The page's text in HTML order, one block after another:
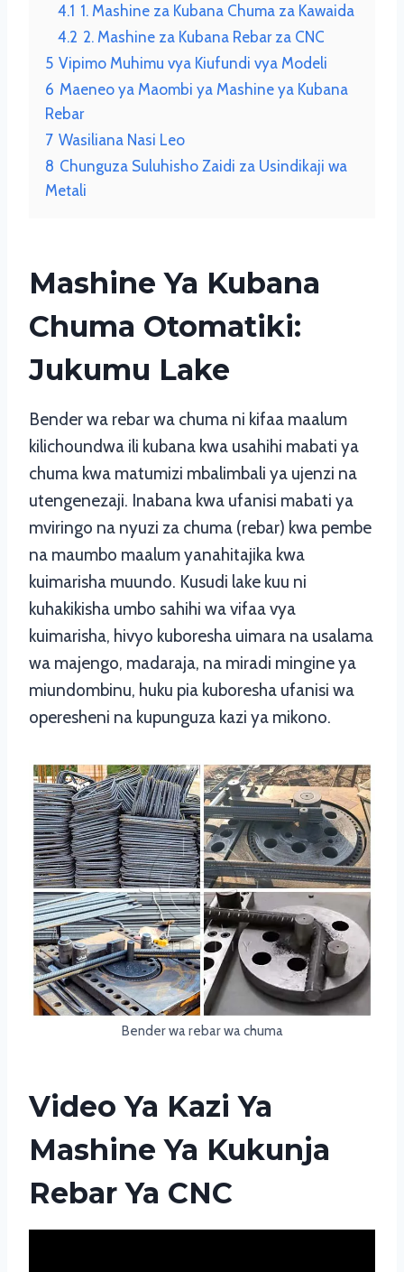
4.1 1. Mashine za Kubana Chuma za Kawaida
4.2 2. Mashine za Kubana Rebar za CNC
5 Vipimo Muhimu vya Kiufundi vya Modeli
6 Maeneo ya Maombi ya Mashine ya Kubana
Rebar
7 Wasiliana Nasi Leo
8 Chunguza Suluhisho Zaidi za Usindikaji wa
Metali
Mashine Ya Kubana
Chuma Otomatiki:
Jukumu Lake
Bender wa rebar wa chuma ni kifaa maalum
kilichoundwa ili kubana kwa usahihi mabati ya
chuma kwa matumizi mbalimbali ya ujenzi na
utengenezaji. Inabana kwa ufanisi mabati ya
mviringo na nyuzi za chuma (rebar) kwa pembe
na maumbo maalum yanahitajika kwa
kuimarisha muundo. Kusudi lake kuu ni
kuhakikisha umbo sahihi wa vifaa vya
kuimarisha, hivyo kuboresha uimara na usalama
wa majengo, madaraja, na miradi mingine ya
miundombinu, huku pia kuboresha ufanisi wa
operesheni na kupunguza kazi ya mikono.
Bender wa rebar wa chuma
Video Ya Kazi Ya
Mashine Ya Kukunja
Rebar Ya CNC